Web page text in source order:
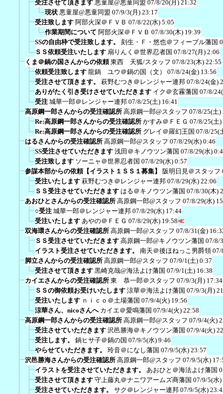
受注させて頂きます 悪童屋@悪童同盟 07/8/20(月) 21:32
現状 悪童屋@悪童同盟 07/9/3(月) 23:17
受注致します 阿部火深＠ＦＶＢ 07/8/22(水) 5:05
作業期間について 阿部火深＠ＦＶＢ 07/8/30(木) 19:39
SSの自由枠で受注致します。
刻生・Ｆ・悠也＠フィーブル藩国
ＳＳ依頼受注いたします 扇りんく＠世界忍者国 07/8/27(月) 2:06
くま＠鍋の国さんからの依頼 東西 天狐/スタッフ 07/8/23(木) 22:55
依頼受注致します 龍鍋 ユウ＠鍋の国（文）
07/8/24(金) 13:56
受注させて頂きます。
萩野むつき＠レンジャー連邦 07/8/24(金)
ありがたく引き受けさせていただきます イク＠玄霧藩国 07/8/
受注 城華一郎＠レンジャー連邦 07/8/25(土) 16:41
高原鋼一郎さんからの受注確認所 高原鋼一郎@スタッフ 07/8/25(土)
Re:高原鋼一郎さんからの受注確認所 かすみ＠ＦＥＧ 07/8/25(土)
Re:高原鋼一郎さんからの受注確認所 グレイ＠羅幻王国 07/8/25(
はるさんからの受注確認所 高原鋼一郎@スタッフ 07/8/29(水) 0:46
SS受注させていただきます 浅田＠キノウツン藩国 07/8/29(水)
受注致します ソーニャ＠世界忍者国 07/8/29(水) 0:57
参謀本部からの依頼【イラスト１ＳＳ１募集】
阪明日見＠スタッフ
受注いたします 萩野むつき＠レンジャー連邦 07/8/29(水) 22:06
ＳＳ受注させていただきます はる＠キノウツン藩国 07/8/30(木)
あおひとさんからの受注確認所 高原鋼一郎@スタッフ 07/8/29(水)
○受注 城華一郎＠レンジャー連邦 07/8/29(水) 17:44
受注いたします あやの＠ＦＥＧ 07/8/29(水) 19:58≪
双海環さんからの受注確認所 高原鋼一郎@スタッフ 07/8/31(金)
ＳＳ受注させていただきます 高原鋼一郎@キノウツン藩国 07/8/
イラスト受注させていただきます。
南天＠後ほねっこ男爵領 07/
脚立さんからの受注確認所 高原鋼一郎@スタッフ 07/9/1(土) 0:37
受注させて頂きます 黒崎克哉@海法よけ藩国 07/9/1(土) 16:38
カイエさんからの受注確認所 東 恭一郎＠スタッフ 07/9/3(月) 17:34
ＳＳの御依頼お受けいたします 涼華＠海法よけ藩国 07/9/3(月)
受注いたします ｎｉｃｏ＠土場藩国 07/9/4(火) 19:56
涼華さん、nicoさんへ カイエ＠愛鳴藩国 07/9/4(火) 22:58
高原鋼一郎さんからの受注確認所 高原鋼一郎@スタッフ 07/9/4(火)
受注させていただきます 沢邑勝海＠キノウツン藩国 07/9/4(火)
受注します。
鍋ヒサ子＠鍋の国 07/9/5(水) 9:46
やらせていただきます。
玲音＠になし藩国 07/9/5(水) 23:57
沢邑勝海さんからの受注確認所 高原鋼一郎@スタッフ 07/9/5(水)
イラストを受注させていただきます。
あおひと＠海法よけ藩国
受注させて頂きます 守上藤丸＠ナニワアームズ商藩国 07/9/5(水)
受注させていただきます。
サク＠レンジャー連邦 07/9/5(水)